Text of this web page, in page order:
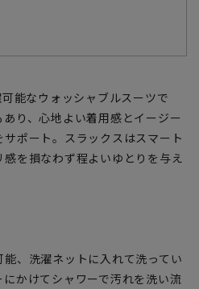
能なウォッシャブルスーツで
り、心地よい着用感とイージー
ポート。スラックスはスマート
を損なわず程よいゆとりを与え
、洗濯ネットに入れて洗ってい
かけてシャワーで汚れを洗い流